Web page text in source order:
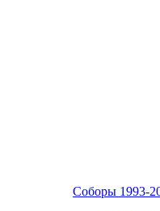
Соборы 1993-